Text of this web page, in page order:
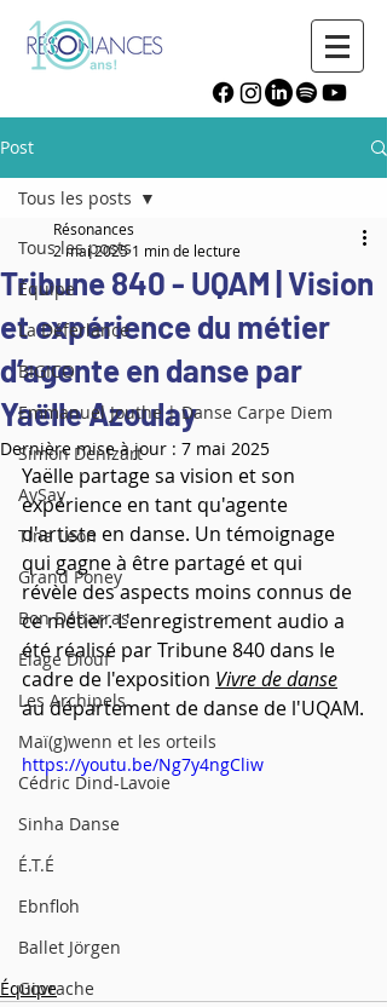
Post
Tous les posts
Équipe
La Déferlance
BIGICO
Emmanuel Jouthe | Danse Carpe Diem
Simon Denizart
AySay
Tina Leon
Grand Poney
Bon Débarras
Élage Diouf
Les Archipels
Maï(g)wenn et les orteils
Cédric Dind-Lavoie
Sinha Danse
É.T.É
Ebnfloh
Ballet Jörgen
Govrache
Tous les posts
Tribune 840 - UQAM | Vision
et expérience du métier
d’agente en danse par
Yaëlle Azoulay
Résonances
2 mai 2025 1 min de lecture
Dernière mise à jour : 7 mai 2025
Yaëlle partage sa vision et son
expérience en tant qu'agente
d'artiste en danse. Un témoignage
qui gagne à être partagé et qui
révèle des aspects moins connus de
ce métier. L'enregistrement audio a
été réalisé par Tribune 840 dans le
cadre de l'exposition Vivre de danse
au département de danse de l'UQAM.
https://youtu.be/Ng7y4ngCliw
Équipe